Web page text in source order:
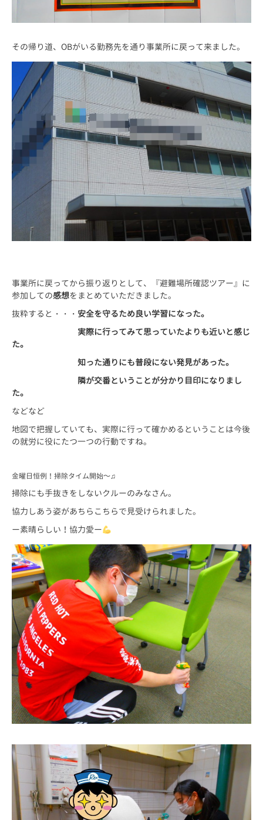
その帰り道、OBがいる勤務先を通り事業所に戻って来ました。
事業所に戻ってから振り返りとして、『避難場所確認ツアー』に
参加しての感想をまとめていただきました。
抜粋すると・・・ 安全を守るため良い学習になった。
実際に行ってみて思っていたよりも近いと感じ
た。
知った通りにも普段にない発見があった。
隣が交番ということが分かり目印になりまし
た。
などなど
地図で把握していても、実際に行って確かめるということは今後
の就労に役にたつ一つの行動ですね。
金曜日恒例！掃除タイム開始～♫
掃除にも手抜きをしないクルーのみなさん。
協力しあう姿があちらこちらで見受けられました。
ー素晴らしい！協力愛ー